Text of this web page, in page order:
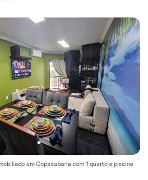
em Copacabana com 1 quarto e piscina